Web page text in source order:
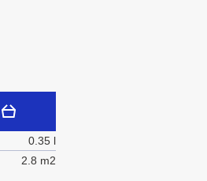
0.35 l
2.8 m2